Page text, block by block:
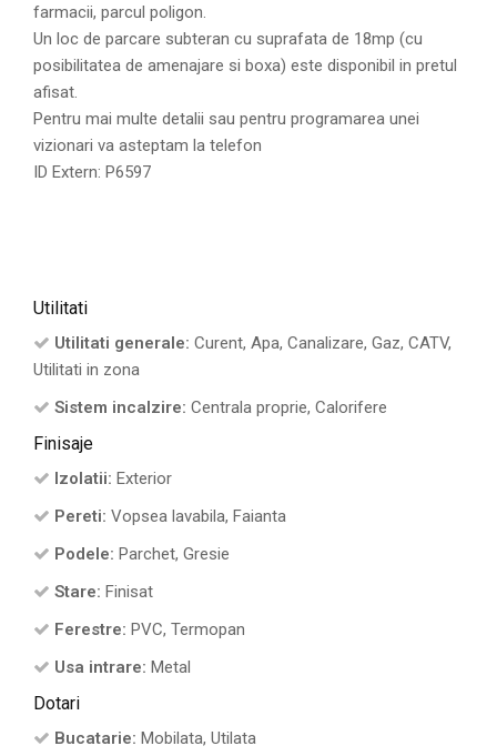
farmacii, parcul poligon.
Un loc de parcare subteran cu suprafata de 18mp (cu
posibilitatea de amenajare si boxa) este disponibil in pretul
afisat.
Pentru mai multe detalii sau pentru programarea unei
vizionari va asteptam la telefon
ID Extern: P6597
Utilitati
Utilitati generale: Curent, Apa, Canalizare, Gaz, CATV,
Utilitati in zona
Sistem incalzire: Centrala proprie, Calorifere
Finisaje
Izolatii: Exterior
Pereti: Vopsea lavabila, Faianta
Podele: Parchet, Gresie
Stare: Finisat
Ferestre: PVC, Termopan
Usa intrare: Metal
Dotari
Bucatarie: Mobilata, Utilata